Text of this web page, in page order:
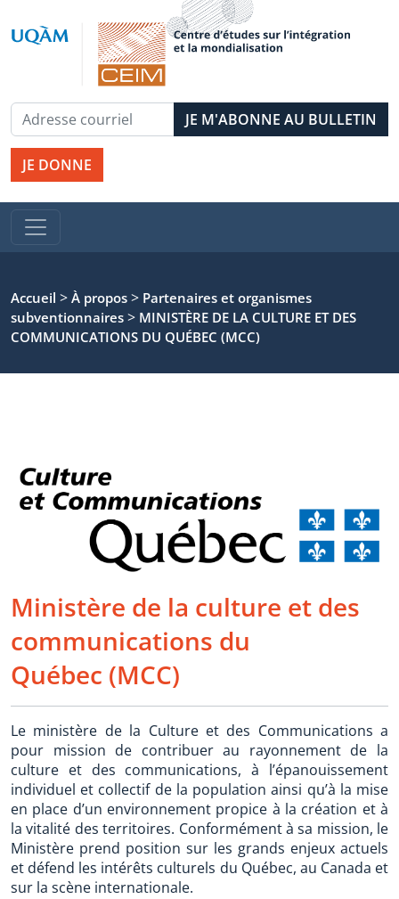
JE DONNE
Accueil > À propos > Partenaires et organismes
subventionnaires > MINISTÈRE DE LA CULTURE ET DES
COMMUNICATIONS DU QUÉBEC (MCC)
Ministère de la culture et des
communications du
Québec (MCC)
Le ministère de la Culture et des Communications a
pour mission de contribuer au rayonnement de la
culture et des communications, à l’épanouissement
individuel et collectif de la population ainsi qu’à la mise
en place d’un environnement propice à la création et à
la vitalité des territoires. Conformément à sa mission, le
Ministère prend position sur les grands enjeux actuels
et défend les intérêts culturels du Québec, au Canada et
sur la scène internationale.